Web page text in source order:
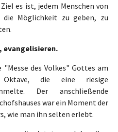
es ist, jedem Menschen von
die Möglichkeit zu geben, zu
evangelisieren.
des Volkes" Gottes am
die eine riesige
Der anschließende
war ein Moment der
wie man ihn selten erlebt.